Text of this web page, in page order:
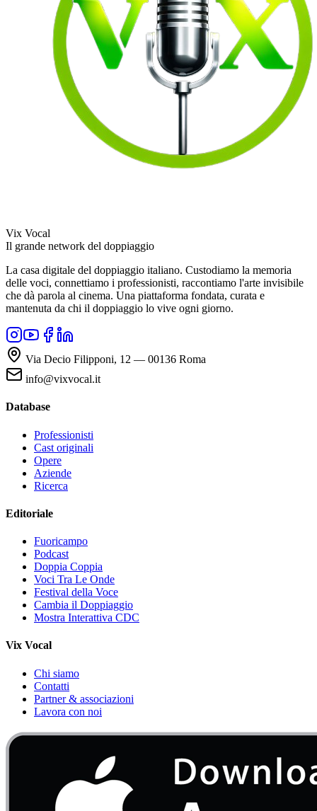
Vix Vocal
Il grande network del doppiaggio
La casa digitale del doppiaggio italiano. Custodiamo la memoria
delle voci, connettiamo i professionisti, raccontiamo l'arte invisibile
che dà parola al cinema. Una piattaforma fondata, curata e
mantenuta da chi il doppiaggio lo vive ogni giorno.
Via Decio Filipponi, 12 — 00136 Roma
info@vixvocal.it
Database
Professionisti
Cast originali
Opere
Aziende
Ricerca
Editoriale
Fuoricampo
Podcast
Doppia Coppia
Voci Tra Le Onde
Festival della Voce
Cambia il Doppiaggio
Mostra Interattiva CDC
Vix Vocal
Chi siamo
Contatti
Partner & associazioni
Lavora con noi